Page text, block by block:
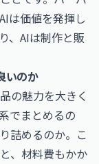
は価値を発揮し
、AIは制作と販
いのか
の魅力を大きく
でまとめるの
詰めるのか。こ
、材料費もかか